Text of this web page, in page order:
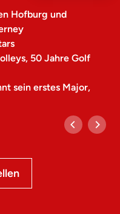
Hofburg und
50 Jahre Golf
sein erstes Major,